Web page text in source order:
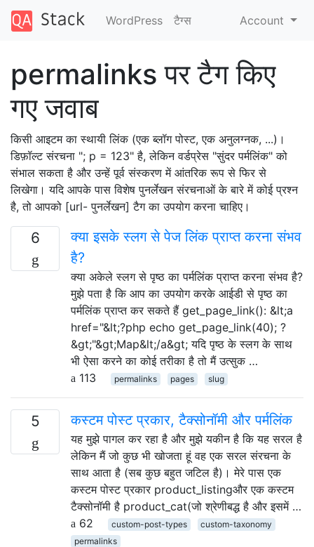
WordPress टैग्‍स Account
permalinks पर टैग किए
गए जवाब
किसी आइटम का स्थायी लिंक (एक ब्लॉग पोस्ट, एक अनुलग्नक, ...)।
डिफ़ॉल्ट संरचना "; p = 123" है, लेकिन वर्डप्रेस "सुंदर पर्मलिंक" को
संभाल सकता है और उन्हें पूर्व संस्करण में आंतरिक रूप से फिर से
लिखेगा। यदि आपके पास विशेष पुनर्लेखन संरचनाओं के बारे में कोई प्रश्न
है, तो आपको [url- पुनर्लेखन] टैग का उपयोग करना चाहिए।
6
क्या इसके स्लग से पेज लिंक प्राप्त करना संभव
है?
क्या अकेले स्लग से पृष्ठ का पर्मलिंक प्राप्त करना संभव है?
मुझे पता है कि आप का उपयोग करके आईडी से पृष्ठ का
पर्मलिंक प्राप्त कर सकते हैं get_page_link(): &lt;a
href="&lt;?php echo get_page_link(40); ?
&gt;"&gt;Map&lt;/a&gt; यदि पृष्ठ के स्लग के साथ
भी ऐसा करने का कोई तरीका है तो मैं उत्सुक …
113
permalinks pages slug
5 कस्टम पोस्ट प्रकार, टैक्सोनॉमी और पर्मलिंक
यह मुझे पागल कर रहा है और मुझे यकीन है कि यह सरल है
लेकिन मैं जो कुछ भी खोजता हूं वह एक सरल संरचना के
साथ आता है (सब कुछ बहुत जटिल है)। मेरे पास एक
कस्टम पोस्ट प्रकार product_listingऔर एक कस्टम
टैक्सोनॉमी है product_cat(जो श्रेणीबद्ध है और इसमें …
62
custom-post-types
custom-taxonomy
permalinks